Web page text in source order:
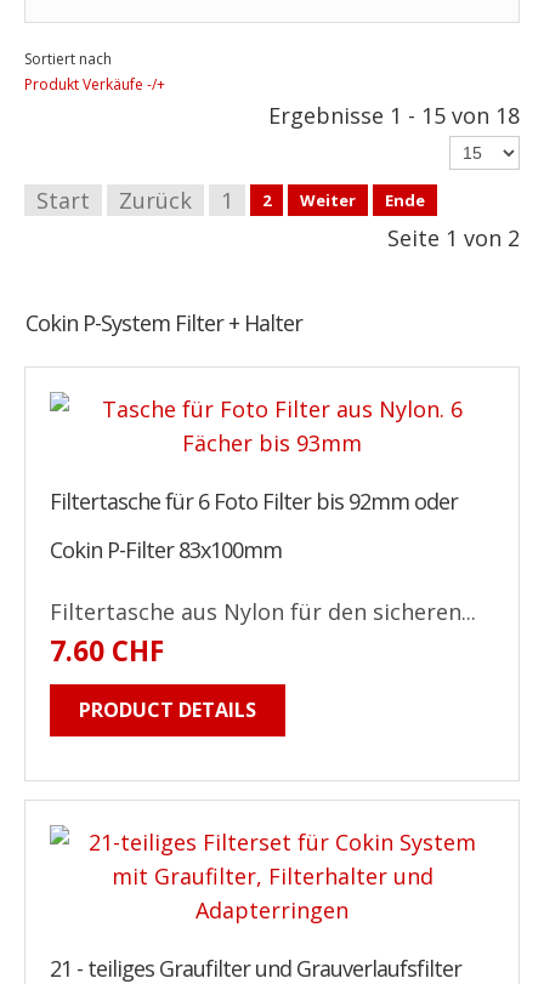
Sortiert nach
Produkt Verkäufe -/+
Ergebnisse 1 - 15 von 18
Start Zurück 1 2 Weiter Ende
Seite 1 von 2
Cokin P-System Filter + Halter
Filtertasche für 6 Foto Filter bis 92mm oder
Cokin P-Filter 83x100mm
Filtertasche aus Nylon für den sicheren...
7.60 CHF
PRODUCT DETAILS
21 - teiliges Graufilter und Grauverlaufsfilter